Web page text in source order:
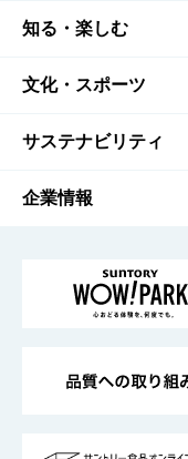
商品TOP
商品一覧
商品発売情報
栄養成分一覧
知る・楽しむ
知る・楽しむTOP
キャンペーン
工場見学
地域情報
文化・スポーツ
文化・スポーツ
サントリーホール
サントリーサンバ
サステナビリティ
サステナビリティ
サントリーが考
企業情報
企業概要